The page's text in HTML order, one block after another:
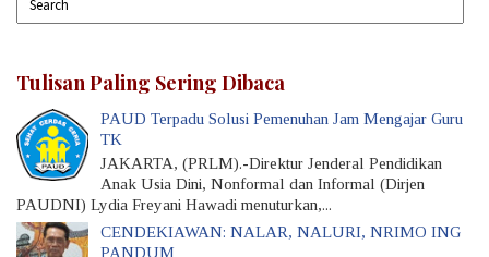
Tulisan Paling Sering Dibaca
PAUD Terpadu Solusi Pemenuhan Jam Mengajar Guru
TK
JAKARTA, (PRLM).-Direktur Jenderal Pendidikan
Anak Usia Dini, Nonformal dan Informal (Dirjen
PAUDNI) Lydia Freyani Hawadi menuturkan,...
CENDEKIAWAN: NALAR, NALURI, NRIMO ING
PANDUM